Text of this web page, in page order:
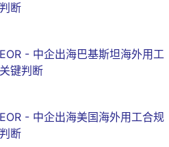
断
- 中企出海巴基斯坦海外用工
键判断
- 中企出海美国海外用工合规
断